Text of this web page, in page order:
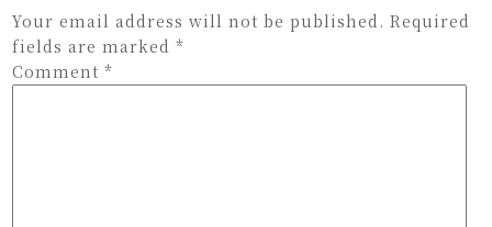
Your email address will not be published. Required
fields are marked*
Comment*